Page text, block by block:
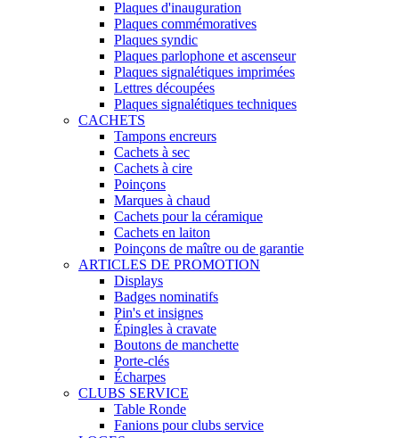
Plaques d'inauguration
Plaques commémoratives
Plaques syndic
Plaques parlophone et ascenseur
Plaques signalétiques imprimées
Lettres découpées
Plaques signalétiques techniques
CACHETS
Tampons encreurs
Cachets à sec
Cachets à cire
Poinçons
Marques à chaud
Cachets pour la céramique
Cachets en laiton
Poinçons de maître ou de garantie
ARTICLES DE PROMOTION
Displays
Badges nominatifs
Pin's et insignes
Épingles à cravate
Boutons de manchette
Porte-clés
Écharpes
CLUBS SERVICE
Table Ronde
Fanions pour clubs service